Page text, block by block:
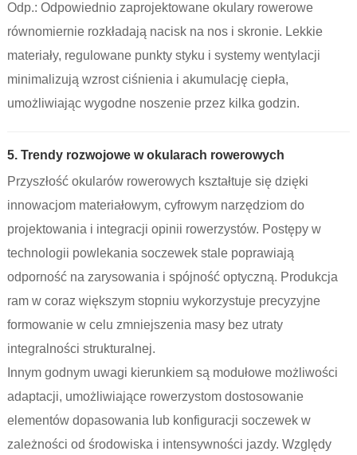
Odp.: Odpowiednio zaprojektowane okulary rowerowe
równomiernie rozkładają nacisk na nos i skronie. Lekkie
materiały, regulowane punkty styku i systemy wentylacji
minimalizują wzrost ciśnienia i akumulację ciepła,
umożliwiając wygodne noszenie przez kilka godzin.
5. Trendy rozwojowe w okularach rowerowych
Przyszłość okularów rowerowych kształtuje się dzięki
innowacjom materiałowym, cyfrowym narzędziom do
projektowania i integracji opinii rowerzystów. Postępy w
technologii powlekania soczewek stale poprawiają
odporność na zarysowania i spójność optyczną. Produkcja
ram w coraz większym stopniu wykorzystuje precyzyjne
formowanie w celu zmniejszenia masy bez utraty
integralności strukturalnej.
Innym godnym uwagi kierunkiem są modułowe możliwości
adaptacji, umożliwiające rowerzystom dostosowanie
elementów dopasowania lub konfiguracji soczewek w
zależności od środowiska i intensywności jazdy. Względy